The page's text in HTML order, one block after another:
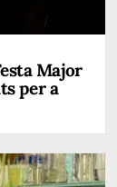
Major
per a